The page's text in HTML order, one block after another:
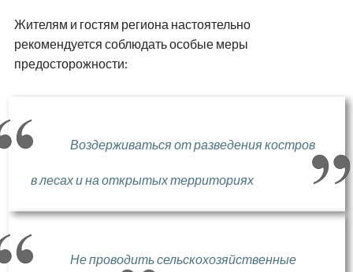
Жителям и гостям региона настоятельно
рекомендуется соблюдать особые меры
предосторожности:
Воздерживаться от разведения костров
в лесах и на открытых территориях
Не проводить сельскохозяйственные